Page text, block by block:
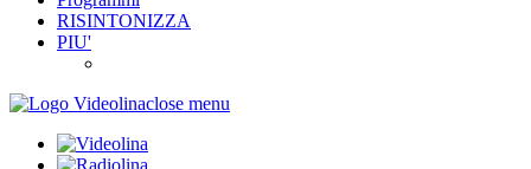
RISINTONIZZA
PIU'
close menu